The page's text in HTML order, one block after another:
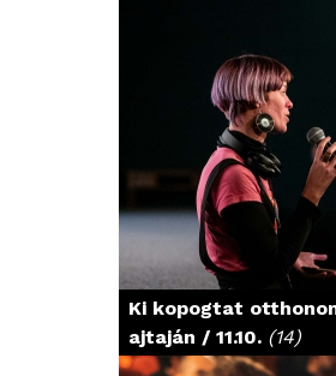
Ki kopogtat
ajtaján / 11.10. (14)